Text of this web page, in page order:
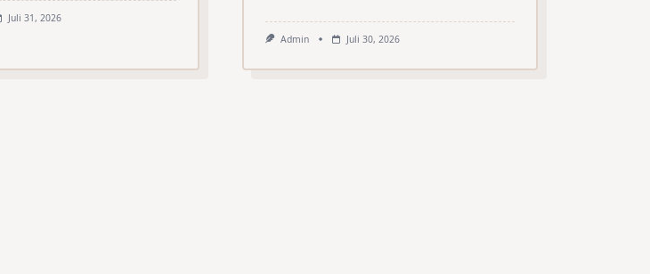
Juli 31, 2026
Admin Juli 30, 2026